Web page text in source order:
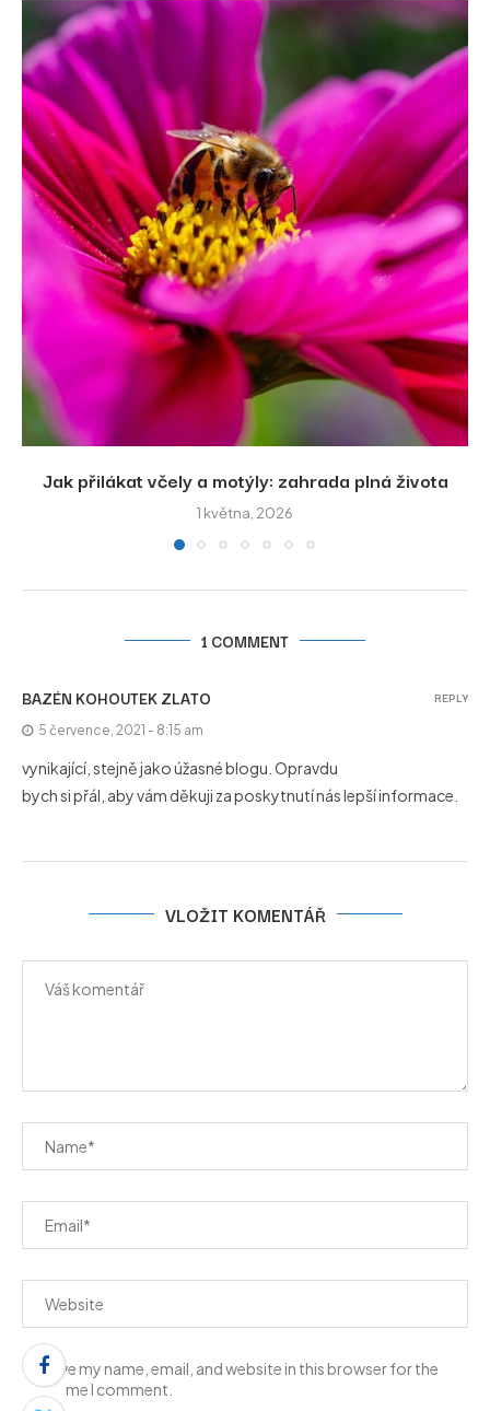
Jak přilákat včely a motýly: zahrada plná života
1 května, 2026
1 COMMENT
BAZÉN KOHOUTEK ZLATO
5 července, 2021 - 8:15 am
vynikající, stejně jako úžasné blogu. Opravdu
bych si přál, aby vám děkuji za poskytnutí nás lepší informace.
REPLY
VLOŽIT KOMENTÁŘ
Save my name, email, and website in this browser for the
next time I comment.